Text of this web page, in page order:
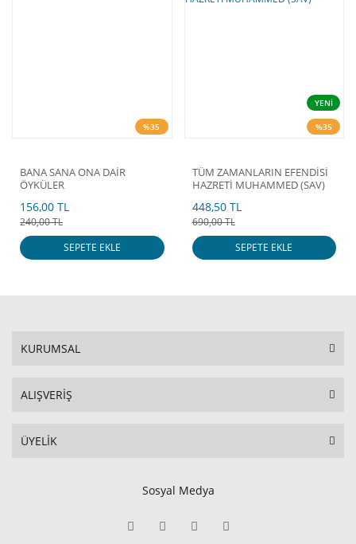
%35
BANA SANA ONA DAİR
ÖYKÜLER
156,00 TL
240,00 TL
SEPETE EKLE
YENİ
%35
TÜM ZAMANLARIN EFENDİSİ
HAZRETİ MUHAMMED (SAV)
448,50 TL
690,00 TL
SEPETE EKLE
KURUMSAL
ALIŞVERİŞ
ÜYELİK
Sosyal Medya